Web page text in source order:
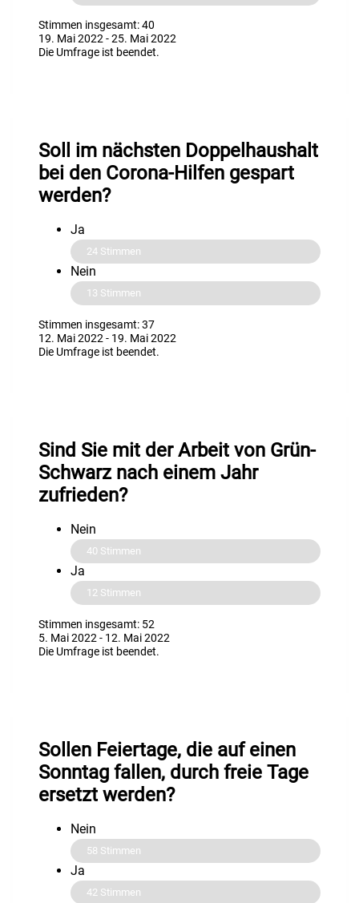
Stimmen insgesamt: 40
19. Mai 2022 -25. Mai 2022
Die Umfrage ist beendet.
Soll im nächsten Doppelhaushalt
bei den Corona-Hilfen gespart
werden?
Ja
24 Stimmen
Nein
13 Stimmen
Stimmen insgesamt: 37
12. Mai 2022 - 19. Mai 2022
Die Umfrage ist beendet.
Sind Sie mit der Arbeit von Grün-
Schwarz nach einem Jahr
zufrieden?
Nein
40 Stimmen
Ja
12 Stimmen
Stimmen insgesamt: 52
5. Mai 2022 - 12. Mai 2022
Die Umfrage ist beendet.
Sollen Feiertage, die auf einen
Sonntag fallen, durch freie Tage
ersetzt werden?
Nein
58 Stimmen
Ja
42 Stimmen